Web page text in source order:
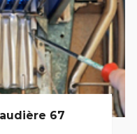
67